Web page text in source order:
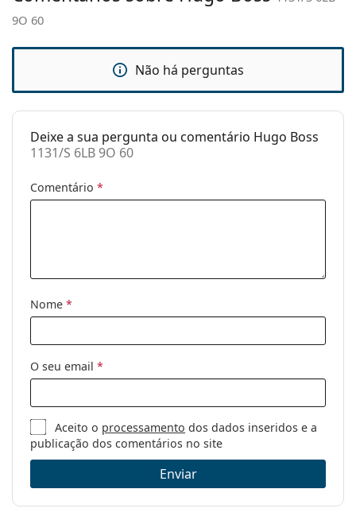
Estojo:
Pano de
Sim
Outros
Categoria:
Óculos de sol
Uso:
Moda
9O 60
Não há perguntas
Deixe a sua pergunta ou comentário Hugo Boss
1131/S 6LB 9O 60
Comentário *
Nome *
O seu email *
Aceito o processamento dos dados inseridos e a
publicação dos comentários no site
Enviar